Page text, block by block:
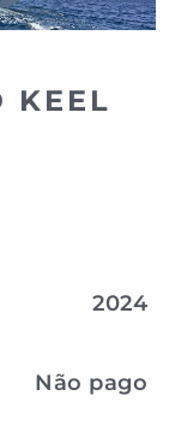
KEEL
2024
Não pago